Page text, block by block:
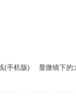
(手机版)
显微镜下的